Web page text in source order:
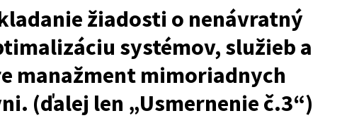
žiadosti o nenávratný
systémov, služieb a
manažment mimoriadnych
(ďalej len „Usmernenie č.3“)